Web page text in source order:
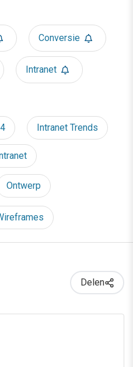
Conversie
Intranet
Intranet Trends
Ontwerp
Delen